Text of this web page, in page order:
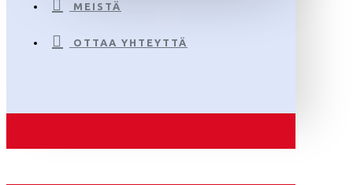
MEISTÄ
OTTAA YHTEYTTÄ